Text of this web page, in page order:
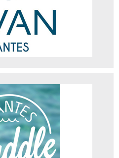
les acteurs de ce sport